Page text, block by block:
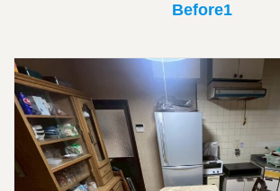
Before1